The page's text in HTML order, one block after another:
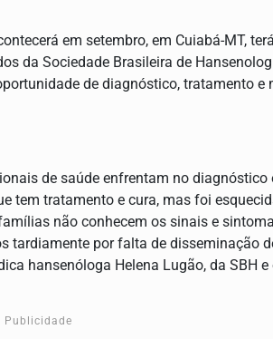
em setembro, em Cuiabá-MT,
da Sociedade Brasileira de
de diagnóstico, tratamento e
de saúde enfrentam no diagnóstico
tem tratamento e cura, mas foi
não conhecem os sinais e
tardiamente por falta de disseminação
hansenóloga Helena Lugão, da SBH
Publicidade